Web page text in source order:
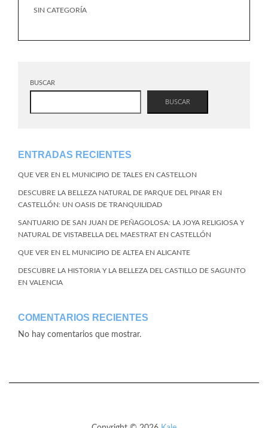
SIN CATEGORÍA
BUSCAR
BUSCAR
ENTRADAS RECIENTES
QUE VER EN EL MUNICIPIO DE TALES EN CASTELLON
DESCUBRE LA BELLEZA NATURAL DE PARQUE DEL PINAR EN
CASTELLÓN: UN OASIS DE TRANQUILIDAD
SANTUARIO DE SAN JUAN DE PEÑAGOLOSA: LA JOYA RELIGIOSA Y
NATURAL DE VISTABELLA DEL MAESTRAT EN CASTELLÓN
QUE VER EN EL MUNICIPIO DE ALTEA EN ALICANTE
DESCUBRE LA HISTORIA Y LA BELLEZA DEL CASTILLO DE SAGUNTO
EN VALENCIA
COMENTARIOS RECIENTES
No hay comentarios que mostrar.